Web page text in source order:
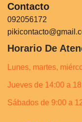
Contacto
092056172
Horario De
Lunes, martes,
Jueves de 14:00 a
Sábados de 9:00 a